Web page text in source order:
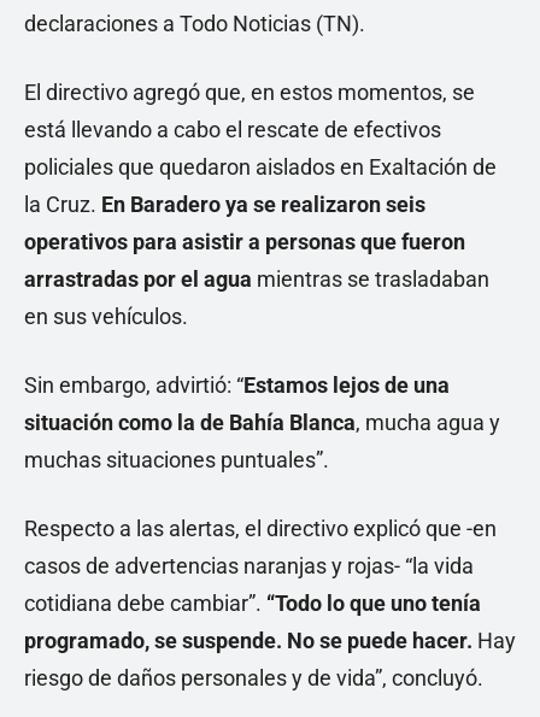
declaraciones a Todo Noticias (TN).
El directivo agregó que, en estos momentos, se
está llevando a cabo el rescate de efectivos
policiales que quedaron aislados en Exaltación de
la Cruz. En Baradero ya se realizaron seis
operativos para asistir a personas que fueron
arrastradas por el agua mientras se trasladaban
en sus vehículos.
Sin embargo, advirtió: “Estamos lejos de una
situación como la de Bahía Blanca, mucha agua y
muchas situaciones puntuales”.
Respecto a las alertas, el directivo explicó que -en
casos de advertencias naranjas y rojas- “la vida
cotidiana debe cambiar”. “Todo lo que uno tenía
programado, se suspende. No se puede hacer. Hay
riesgo de daños personales y de vida”, concluyó.